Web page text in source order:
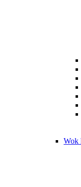
Wok